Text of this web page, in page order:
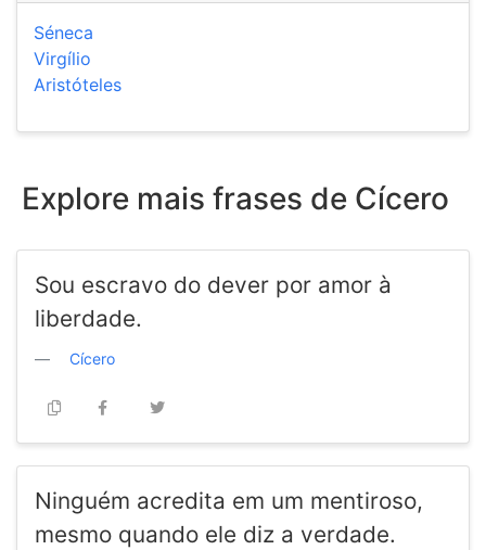
Séneca
Virgílio
Aristóteles
Explore mais frases de Cícero
Sou escravo do dever por amor à
liberdade.
Cícero
Ninguém acredita em um mentiroso,
mesmo quando ele diz a verdade.